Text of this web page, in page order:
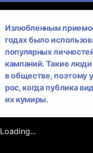
Излюбленным
годах было
популярных
кампаний. Такие
в обществе, поэтому
рос, когда публика
их кумиры.
Loading...